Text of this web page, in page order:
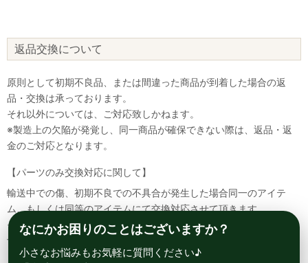
返品交換について
原則として初期不良品、または間違った商品が到着した場合の返
品・交換は承っております。
それ以外については、ご対応致しかねます。
※製造上の欠陥が発覚し、同一商品が確保できない際は、返品・返
金のご対応となります。
【パーツのみ交換対応に関して】
輸送中での傷、初期不良での不具合が発生した場合同一のアイテ
ム、もしくは同等のアイテムにて交換対応させて頂きます。
その場合該当部品を着払いにて返送して頂く必要が御座いますので
予めご了承ください。
なにかお困りのことはございますか？
小さなお悩みもお気軽に質問ください♪